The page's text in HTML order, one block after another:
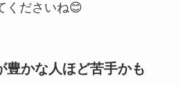
くださいね😊
豊かな人ほど苦手かも